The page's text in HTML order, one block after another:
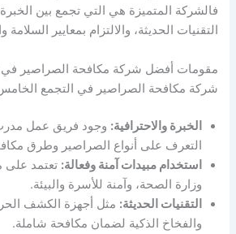
فالشركة المتميزة هي التي تجمع بين
التقنيات الحديثة، والالتزام بمعايير السلامة
مقومات أفضل شركة مكافحة الصراصير في
شركة مكافحة الصراصير في التجمع
الخبرة والاحترافية: وجود فريق عمل
التعرف على أنواع الصراصير وطرق
استخدام مبيدات آمنة وفعالة: تعتمد على
وزارة الصحة، وآمنة للأسرة والبيئة.
التقنيات الحديثة: مثل أجهزة الكشف
والفخاخ الذكية لضمان مكافحة شاملة.